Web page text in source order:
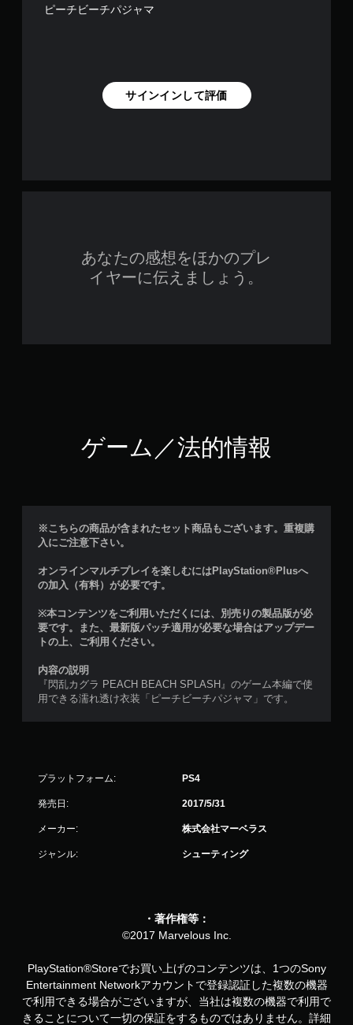
ピーチビーチパジャマ
サインインして評価
あなたの感想をほかのプレ
イヤーに伝えましょう。
ゲーム／法的情報
※こちらの商品が含まれたセット商品もございます。重複購
入にご注意下さい。
オンラインマルチプレイを楽しむにはPlayStation®Plusへ
の加入（有料）が必要です。
※本コンテンツをご利用いただくには、別売りの製品版が必
要です。また、最新版パッチ適用が必要な場合はアップデー
トの上、ご利用ください。
内容の説明
『閃乱カグラ PEACH BEACH SPLASH』のゲーム本編で使
用できる濡れ透け衣装「ピーチビーチパジャマ」です。
プラットフォーム: PS4
発売日: 2017/5/31
メーカー: 株式会社マーベラス
ジャンル: シューティング
・著作権等：
©2017 Marvelous Inc.
PlayStation®Storeでお買い上げのコンテンツは、1つのSony
Entertainment Networkアカウントで登録認証した複数の機器
で利用できる場合がございますが、当社は複数の機器で利用で
きることについて一切の保証をするものではありません。詳細